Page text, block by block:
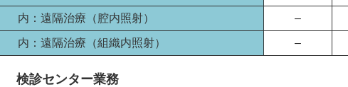
：遠隔治療（腔内照射） –
：遠隔治療（組織内照射） –
診センター業務